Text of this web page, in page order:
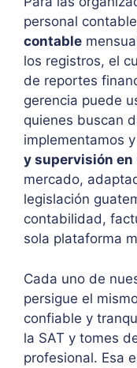
personal
contable
los registros, el
de reportes
gerencia puede
quienes buscan
implementamos
y supervisión en
mercado,
legislación
contabilidad,
sola plataforma
Cada uno de
persigue el
confiable y
la SAT y tomes
profesional. Esa